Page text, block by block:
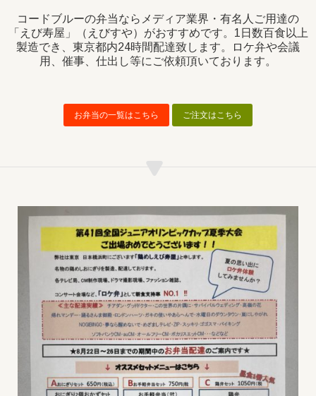
コードブルーの弁当ならメディア業界・有名人ご用達の
「えび寿屋」（えびすや）がおすすめです。1日数百食以上
製造でき、東京都内24時間配達致します。ロケ弁や会議
用、催事、仕出し等にご依頼頂いております。
お弁当の一覧はこちら ご注文はこちら